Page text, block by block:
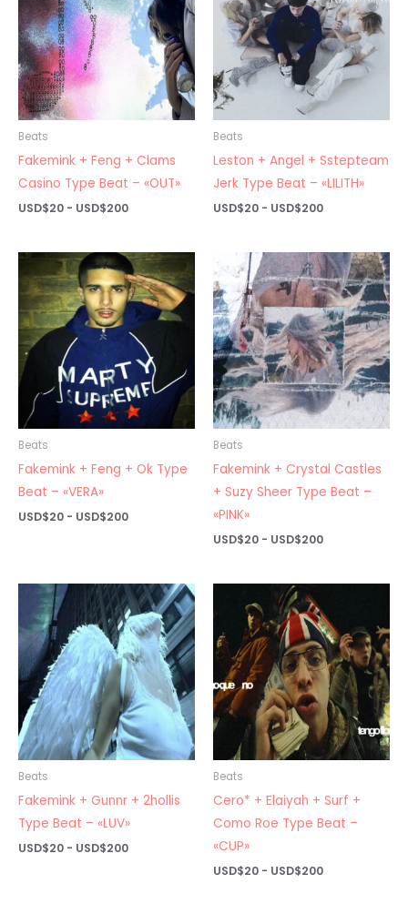
Beats
Fakemink + Feng + Clams
Casino Type Beat – «OUT»
USD$20 - USD$200Rango
desde
USD$20
hasta
USD$200
Beats
Leston + Angel + Sstepteam
Jerk Type Beat – «LILITH»
USD$20 - USD$200Rango
desde
USD$20
hasta
USD$200
Beats
Fakemink + Feng + Ok Type
Beat – «VERA»
USD$20 - USD$200Rango
hasta
USD$200
Beats
Fakemink + Crystal Castles
+ Suzy Sheer Type Beat –
«PINK»
USD$20 - USD$200Rango
desde
hasta
USD$200
Beats
Fakemink + Gunnr + 2hollis
Type Beat – «LUV»
USD$20 - USD$200Rango
Beats
Cero* + Elaiyah + Surf +
Como Roe Type Beat –
«CUP»
USD$20 - USD$200Rango